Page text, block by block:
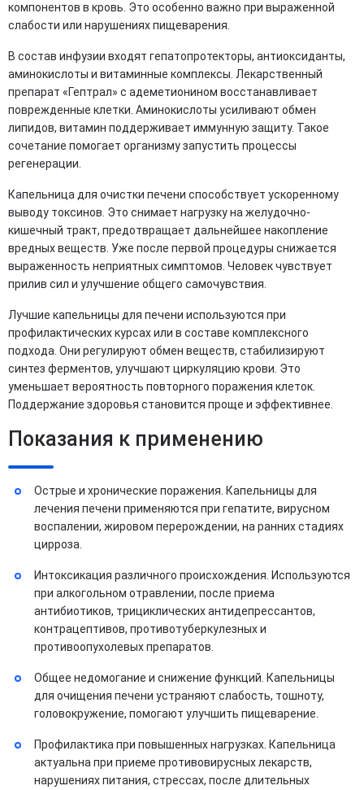
компонентов в кровь. Это особенно важно при выраженной
слабости или нарушениях пищеварения.
В состав инфузии входят гепатопротекторы, антиоксиданты,
аминокислоты и витаминные комплексы. Лекарственный
препарат «Гептрал» с адеметионином восстанавливает
поврежденные клетки. Аминокислоты усиливают обмен
липидов, витамин поддерживает иммунную защиту. Такое
сочетание помогает организму запустить процессы
регенерации.
Капельница для очистки печени способствует ускоренному
выводу токсинов. Это снимает нагрузку на желудочно-
кишечный тракт, предотвращает дальнейшее накопление
вредных веществ. Уже после первой процедуры снижается
выраженность неприятных симптомов. Человек чувствует
прилив сил и улучшение общего самочувствия.
Лучшие капельницы для печени используются при
профилактических курсах или в составе комплексного
подхода. Они регулируют обмен веществ, стабилизируют
синтез ферментов, улучшают циркуляцию крови. Это
уменьшает вероятность повторного поражения клеток.
Поддержание здоровья становится проще и эффективнее.
Показания к применению
Острые и хронические поражения. Капельницы для
лечения печени применяются при гепатите, вирусном
воспалении, жировом перерождении, на ранних стадиях
цирроза.
Интоксикация различного происхождения. Используются
при алкогольном отравлении, после приема
антибиотиков, трициклических антидепрессантов,
контрацептивов, противотуберкулезных и
противоопухолевых препаратов.
Общее недомогание и снижение функций. Капельницы
для очищения печени устраняют слабость, тошноту,
головокружение, помогают улучшить пищеварение.
Профилактика при повышенных нагрузках. Капельница
актуальна при приеме противовирусных лекарств,
нарушениях питания, стрессах, после длительных